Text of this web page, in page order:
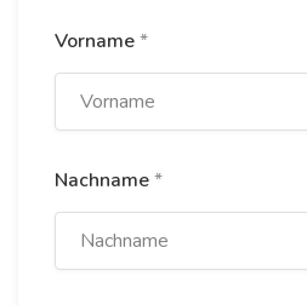
Vorname*
Nachname*